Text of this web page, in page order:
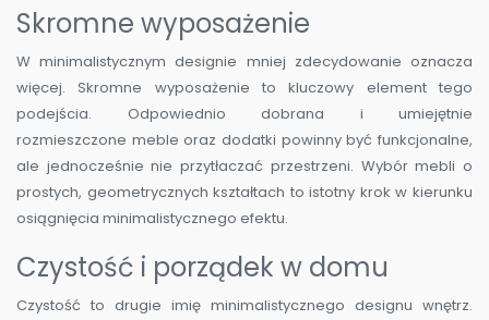
Skromne wyposażenie
W minimalistycznym designie mniej zdecydowanie oznacza
więcej. Skromne wyposażenie to kluczowy element tego
podejścia. Odpowiednio dobrana i umiejętnie
rozmieszczone meble oraz dodatki powinny być funkcjonalne,
ale jednocześnie nie przytłaczać przestrzeni. Wybór mebli o
prostych, geometrycznych kształtach to istotny krok w kierunku
osiągnięcia minimalistycznego efektu.
Czystość i porządek w domu
Czystość to drugie imię minimalistycznego designu wnętrz.